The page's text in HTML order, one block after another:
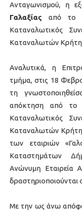
Ανταγωνισμού, η
Γαλαξίας από το
Καταναλωτικός
Καταναλωτών
Αναλυτικά, η
τμήμα, στις 18
τη
απόκτηση από το
Καταναλωτικός
Καταναλωτών
των εταιριών
Καταστημάτων
Ανώνυμη Εταιρεία
δραστηριοποιούνται
Με την ως άνω